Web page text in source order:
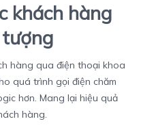
khách hàng
hàng qua điện thoại khoa
quá trình gọi điện chăm
hơn. Mang lại hiệu quả
hàng.